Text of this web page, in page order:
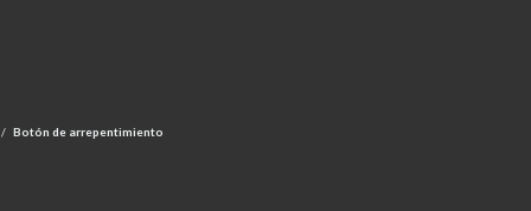
/ Botón de arrepentimiento